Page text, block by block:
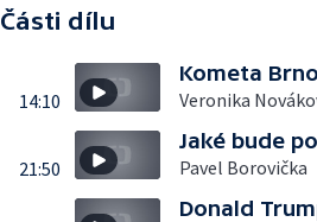
Části dílu
14:10
Kometa
Veronika
21:50
Jaké bude
Pavel Borovička
Donald